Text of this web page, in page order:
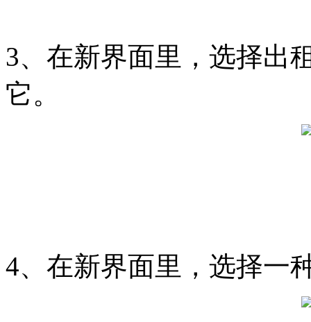
3、在新界面里，选择出
它。
4、在新界面里，选择一